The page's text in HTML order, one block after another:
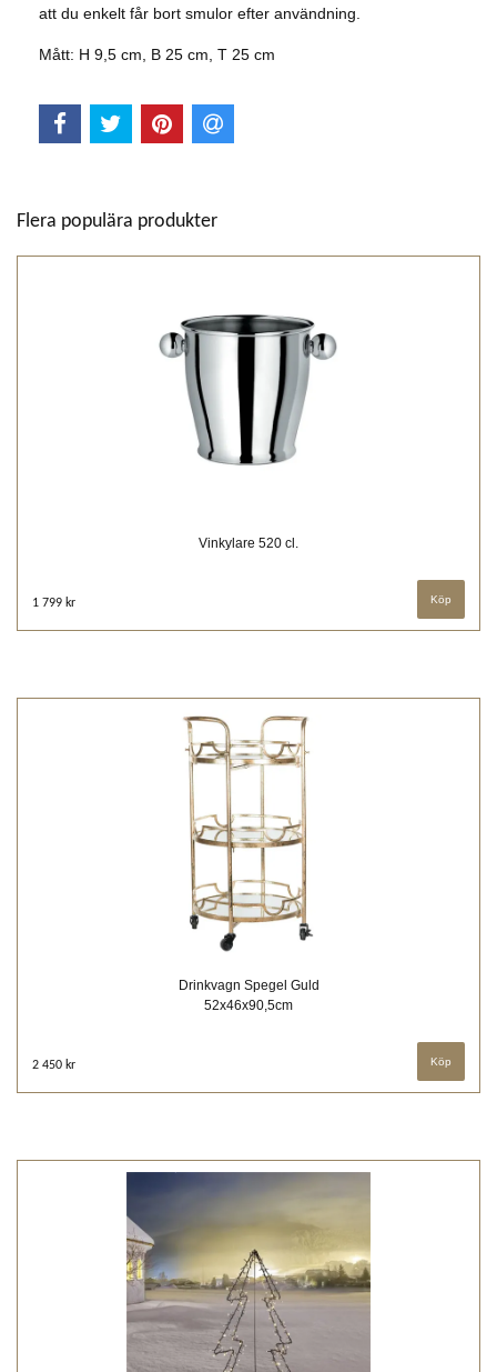
att du enkelt får bort smulor efter användning.
Mått: H 9,5 cm, B 25 cm, T 25 cm
Flera populära produkter
Vinkylare 520 cl.
1 799 kr
Drinkvagn Spegel Guld
52x46x90,5cm
2 450 kr